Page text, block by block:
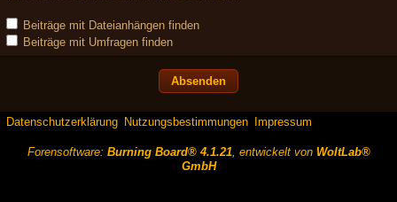
Beiträge mit Dateianhängen finden
Beiträge mit Umfragen finden
Datenschutzerklärung Nutzungsbestimmungen Impressum
Forensoftware: Burning Board® 4.1.21, entwickelt von WoltLab®
GmbH